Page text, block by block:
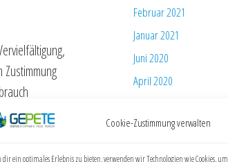
Cookie-Zustimmung verwalten
dir ein optimales Erlebnis zu bieten, verwenden wir Technologien wie Cookies,
Februar 2021
Januar 2021
Juni 2020
April 2020
Januar 2018